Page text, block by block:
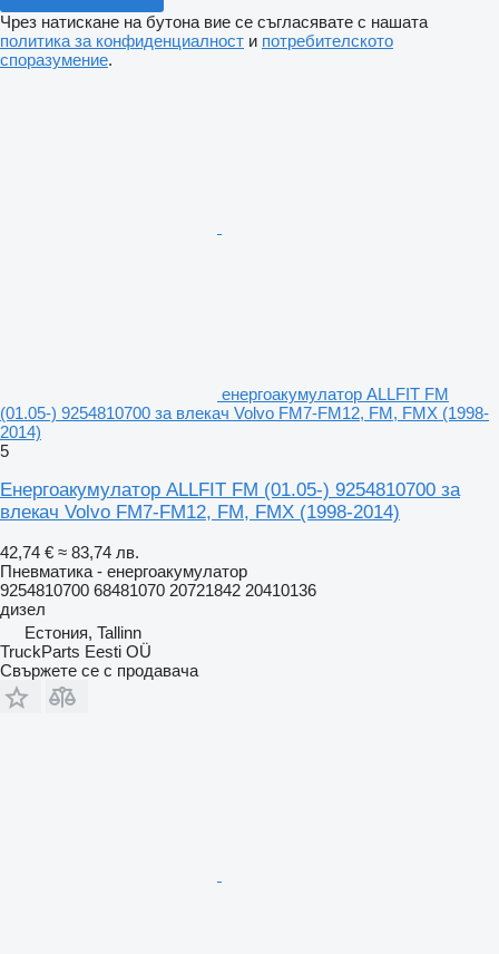
Чрез натискане на бутона вие се съгласявате с нашата
политика за конфиденциалност и потребителското
споразумение.
енергоакумулатор ALLFIT FM
(01.05-) 9254810700 за влекач Volvo FM7-FM12, FM, FMX (1998-
2014)
5
Енергоакумулатор ALLFIT FM (01.05-) 9254810700 за
влекач Volvo FM7-FM12, FM, FMX (1998-2014)
42,74 € ≈ 83,74 лв.
Пневматика - енергоакумулатор
9254810700 68481070 20721842 20410136
дизел
Естония, Tallinn
TruckParts Eesti OÜ
Свържете се с продавача